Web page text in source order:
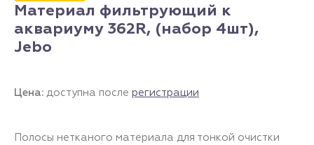
Материал фильтрующий к
аквариуму 362R, (набор 4шт),
Jebo
Цена: доступна после регистрации
Полосы нетканого материала для тонкой очистки